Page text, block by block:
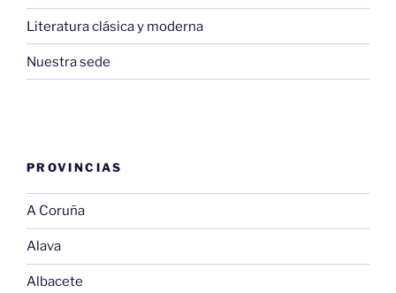
Literatura clásica y moderna
Nuestra sede
PROVINCIAS
A Coruña
Alava
Albacete